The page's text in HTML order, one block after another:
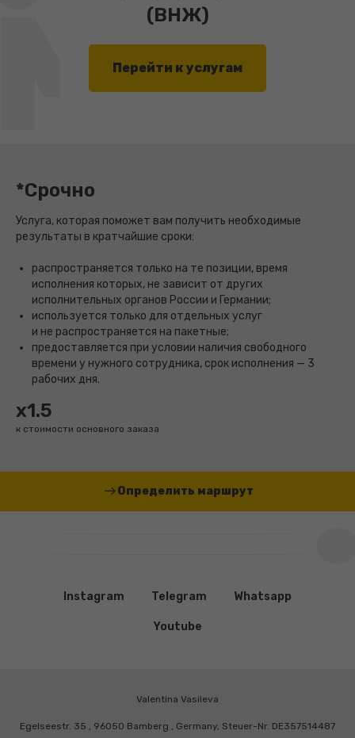
(ВНЖ)
Перейти к услугам
*Срочно
Услуга, которая поможет вам получить необходимые
результаты в кратчайшие сроки:
распространяется только на те позиции, время
исполнения которых, не зависит от других
исполнительных органов России и Германии;
используется только для отдельных услуг
и не распространяется на пакетные;
предоставляется при условии наличия свободного
времени у нужного сотрудника, срок исполнения — 3
рабочих дня.
x1.5
к стоимости основного заказа
Определить маршрут
Instagram Telegram Whatsapp
Youtube
Valentina Vasileva
Egelseestr. 35 , 96050 Bamberg , Germany, Steuer-Nr. DE357514487